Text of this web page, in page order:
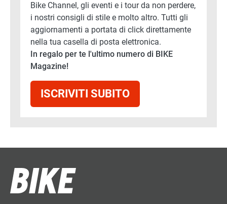
Bike Channel, gli eventi e i tour da non perdere,
i nostri consigli di stile e molto altro. Tutti gli
aggiornamenti a portata di click direttamente
nella tua casella di posta elettronica.
In regalo per te l'ultimo numero di BIKE
Magazine!
ISCRIVITI SUBITO